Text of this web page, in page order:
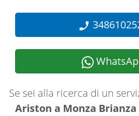
Se sei alla ricerca di un
Ariston a Monza Brianza